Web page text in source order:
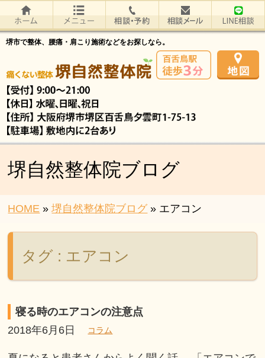
堺市で整体、腰痛・肩こり施術などをお探しなら。
堺自然整体院ブログ
HOME » 堺自然整体院ブログ» エアコン
タグ : エアコン
寝る時のエアコンの注意点
2018年6月6日
コラム